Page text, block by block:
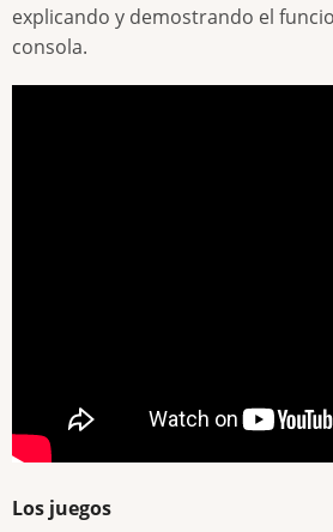
explicando y demostrando el
consola.
Los juegos